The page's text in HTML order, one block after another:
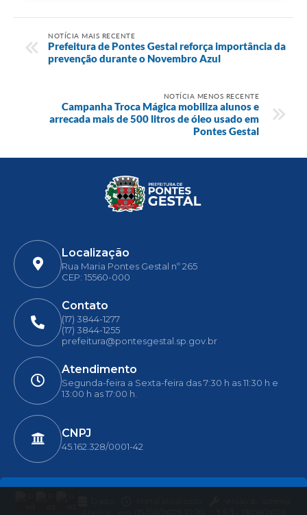
NOTÍCIA MAIS RECENTE
Prefeitura de Pontes Gestal reforça importância da
prevenção durante o Novembro Azul
NOTÍCIA MENOS RECENTE
Campanha Troca Mágica mobiliza alunos e
arrecada mais de 500 litros de óleo usado em
Pontes Gestal
Localização
Rua Maria Pontes Gestal nº 265
CEP: 15560-000
Contato
(17) 3844-1277
(17) 3844-1255
prefeitura@pontesgestal.sp.gov.br
Atendimento
Segunda-feira a Sexta-feira das 7:30 h as 11:30 h e
13:00 h as 17:00 h.
CNPJ
45.162.328/0001-42